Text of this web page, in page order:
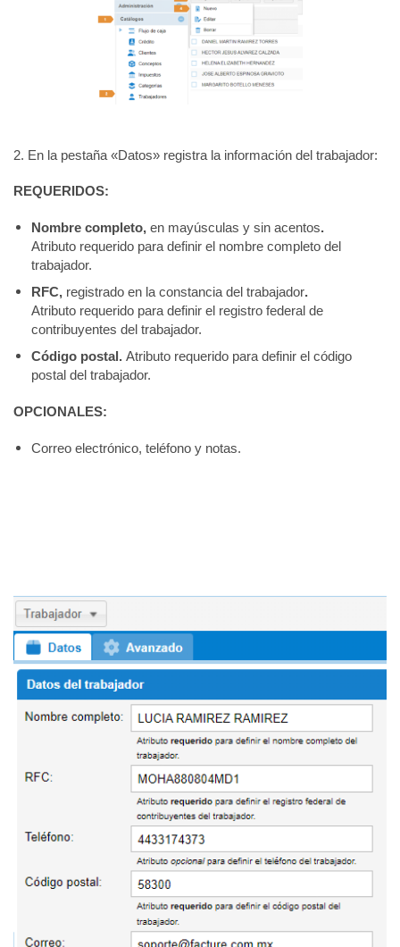
2. En la pestaña «Datos» registra la información del trabajador:
REQUERIDOS:
Nombre completo, en mayúsculas y sin acentos.
Atributo requerido para definir el nombre completo del
trabajador.
RFC, registrado en la constancia del trabajador.
Atributo requerido para definir el registro federal de
contribuyentes del trabajador.
Código postal. Atributo requerido para definir el código
postal del trabajador.
OPCIONALES:
Correo electrónico, teléfono y notas.